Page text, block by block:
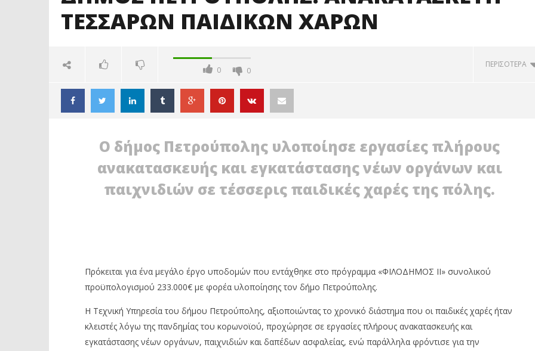
ΤΕΣΣΑΡΩΝ ΠΑΙΔΙΚΩΝ ΧΑΡΩΝ
0 0
ΠΕΡΙΣΟΤΕΡΑ
ΠΑΙΔΙΚΩΝ ΧΑΡΩΝ
2020
Maxitis
Petroupolis
ΣΧΟΛΕΙΑ
30
2020
Maxitis
Petroupolis
ΜΟΡΦΩΣΗ ΤΟΥ ΛΑΟΥ
2020
Maxitis
Petroupolis
Ο δήμος Πετρούπολης υλοποίησε εργασίες πλήρους
ανακατασκευής και εγκατάστασης νέων οργάνων και
παιχνιδιών σε τέσσερις παιδικές χαρές της πόλης.
Πρόκειται για ένα μεγάλο έργο υποδομών που εντάχθηκε στο πρόγραμμα «ΦΙΛΟΔΗΜΟΣ II» συνολικού
προϋπολογισμού 233.000€ με φορέα υλοποίησης τον δήμο Πετρούπολης.
Η Τεχνική Υπηρεσία του δήμου Πετρούπολης, αξιοποιώντας το χρονικό διάστημα που οι παιδικές χαρές ήταν
κλειστές λόγω της πανδημίας του κορωνοϊού, προχώρησε σε εργασίες πλήρους ανακατασκευής και
εγκατάστασης νέων οργάνων, παιχνιδιών και δαπέδων ασφαλείας, ενώ παράλληλα φρόντισε για την